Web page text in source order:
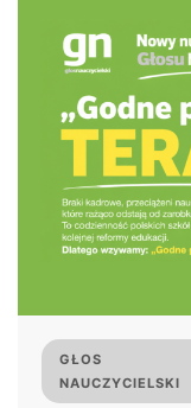
GŁOS
NAUCZYCIELSKI